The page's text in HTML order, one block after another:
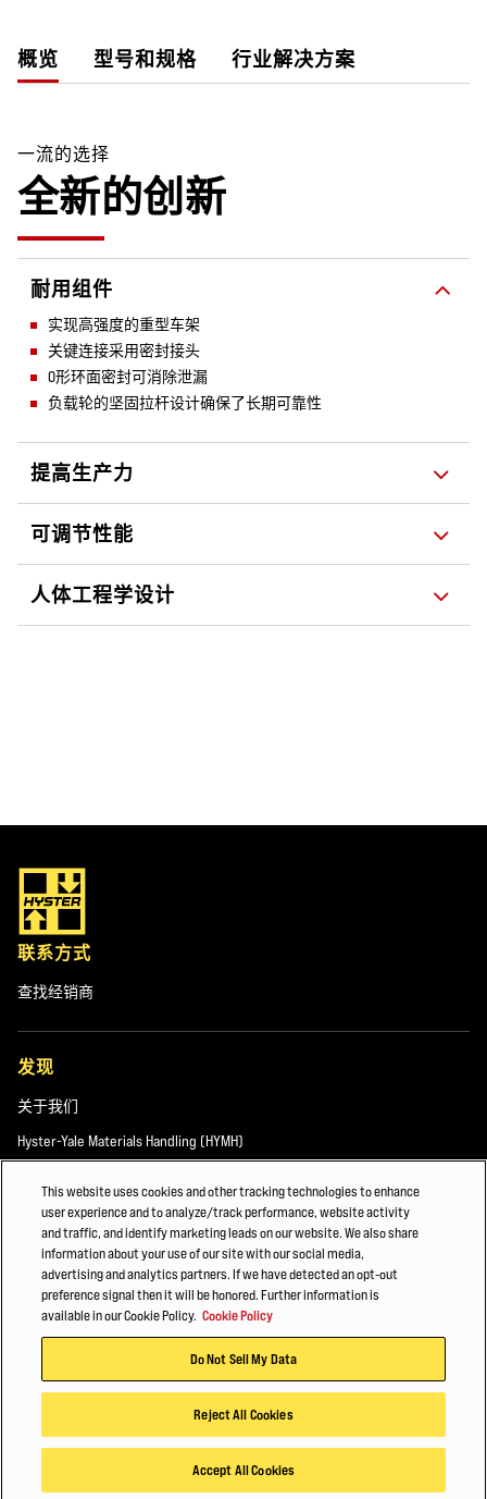
概览 型号和规格 行业解决方案
一流的选择
全新的创新
耐用组件
实现高强度的重型车架
关键连接采用密封接头
O形环面密封可消除泄漏
负载轮的坚固拉杆设计确保了长期可靠性
提高生产力
可调节性能
人体工程学设计
联系方式
查找经销商
发现
关于我们
Hyster-Yale Materials Handling (HYMH)
职业发展
职业发展
© 2026 Hyster-Yale Materials Handling, Inc.，保留所有权利。
隐私政策 应用条款 Cookie政策
This website uses cookies and other tracking technologies to enhance
user experience and to analyze/track performance, website activity
and traffic, and identify marketing leads on our website. We also share
information about your use of our site with our social media,
advertising and analytics partners. If we have detected an opt-out
preference signal then it will be honored. Further information is
available in our Cookie Policy. Cookie Policy
Do Not Sell My Data
Reject All Cookies
Accept All Cookies